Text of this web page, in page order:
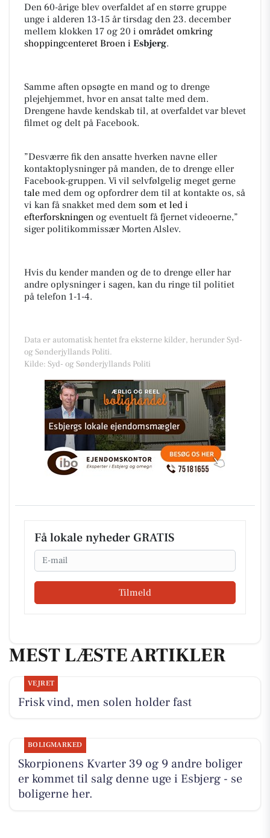
Den 60-årige blev overfaldet af en større gruppe
unge i alderen 13-15 år tirsdag den 23. december
mellem klokken 17 og 20 i området omkring
shoppingcenteret Broen i Esbjerg.
Samme aften opsøgte en mand og to drenge
plejehjemmet, hvor en ansat talte med dem.
Drengene havde kendskab til, at overfaldet var blevet
filmet og delt på Facebook.
”Desværre fik den ansatte hverken navne eller
kontaktoplysninger på manden, de to drenge eller
Facebook-gruppen. Vi vil selvfølgelig meget gerne
tale med dem og opfordrer dem til at kontakte os, så
vi kan få snakket med dem som et led i
efterforskningen og eventuelt få fjernet videoerne,”
siger politikommissær Morten Alslev.
Hvis du kender manden og de to drenge eller har
andre oplysninger i sagen, kan du ringe til politiet
på telefon 1-1-4.
Data er automatisk hentet fra eksterne kilder, herunder Syd-
og Sønderjyllands Politi.
Kilde: Syd- og Sønderjyllands Politi
Få lokale nyheder GRATIS
Email
Tilmeld
MEST LÆSTE ARTIKLER
VEJRET
Frisk vind, men solen holder fast
BOLIGMARKED
Skorpionens Kvarter 39 og 9 andre boliger
er kommet til salg denne uge i Esbjerg - se
boligerne her.